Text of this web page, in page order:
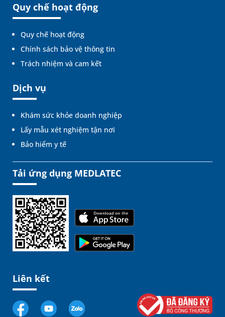
Quy chế hoạt động
Quy chế hoạt động
Chính sách bảo vệ thông tin
Trách nhiệm và cam kết
Dịch vụ
Khám sức khỏe doanh nghiệp
Lấy mẫu xét nghiệm tận nơi
Bảo hiểm y tế
Tải ứng dụng MEDLATEC
Liên kết